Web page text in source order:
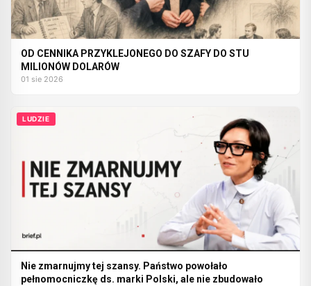
OD CENNIKA PRZYKLEJONEGO DO SZAFY DO STU
MILIONÓW DOLARÓW
01 sie 2026
LUDZIE
Nie zmarnujmy tej szansy. Państwo powołało
pełnomocniczkę ds. marki Polski, ale nie zbudowało